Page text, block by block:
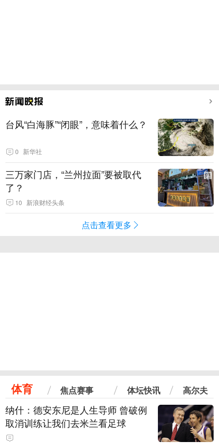
台风“白海豚”“闭眼”，意味着什么？
0 新华社
三万家门店，“兰州拉面”要被取代
了？
10 新浪财经头条
点击查看更多
体育 焦点赛事 体坛快讯 高尔夫
纳什：德安东尼是人生导师 曾破例
取消训练让我们去米兰看足球